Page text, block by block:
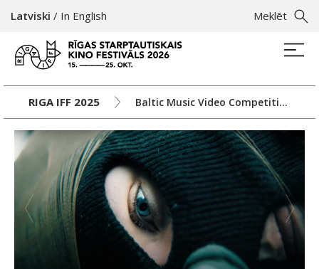
Meklēt
Latviski / In English
RIGA IFF 2025 Baltic Music Video Competition